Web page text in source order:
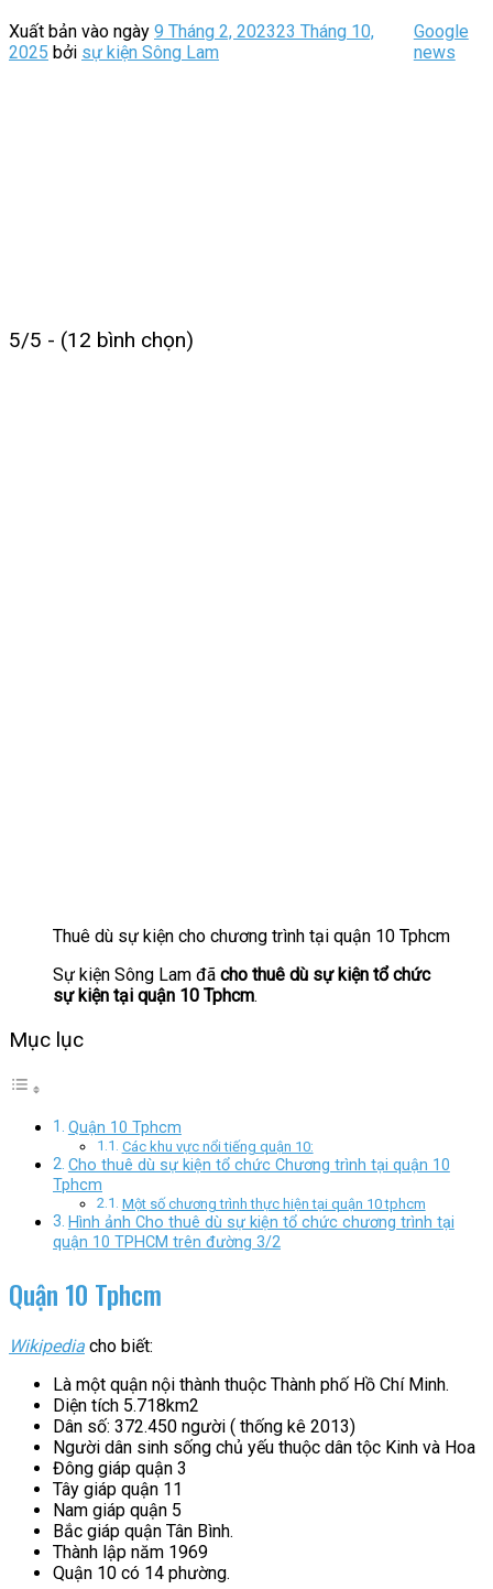
Xuất bản vào ngày 9 Tháng 2, 202323 Tháng 10,
2025 bởi sự kiện Sông Lam
Google
news
5/5 - (12 bình chọn)
Thuê dù sự kiện cho chương trình tại quận 10 Tphcm
Sự kiện Sông Lam đã cho thuê dù sự kiện tổ chức
sự kiện tại quận 10 Tphcm.
Mục lục
Quận 10 Tphcm
Các khu vực nổi tiếng quận 10:
Cho thuê dù sự kiện tổ chức Chương trình tại quận 10
Tphcm
Một số chương trình thực hiện tại quận 10 tphcm
Hình ảnh Cho thuê dù sự kiện tổ chức chương trình tại
quận 10 TPHCM trên đường 3/2
Quận 10 Tphcm
Wikipedia cho biết:
Là một quận nội thành thuộc Thành phố Hồ Chí Minh.
Diện tích 5.718km2
Dân số: 372.450 người ( thống kê 2013)
Người dân sinh sống chủ yếu thuộc dân tộc Kinh và Hoa
Đông giáp quận 3
Tây giáp quận 11
Nam giáp quận 5
Bắc giáp quận Tân Bình.
Thành lập năm 1969
Quận 10 có 14 phường.